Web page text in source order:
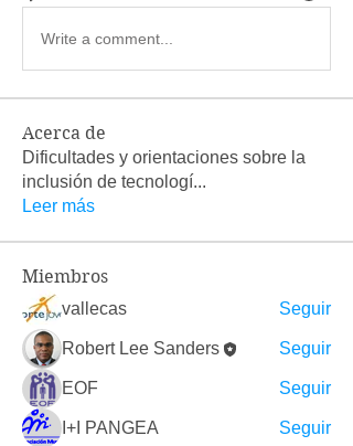
Write a comment...
Acerca de
Dificultades y orientaciones sobre la
inclusión de tecnologí...
Leer más
Miembros
vallecas Seguir
Robert Lee Sanders Seguir
EOF Seguir
I+I PANGEA Seguir